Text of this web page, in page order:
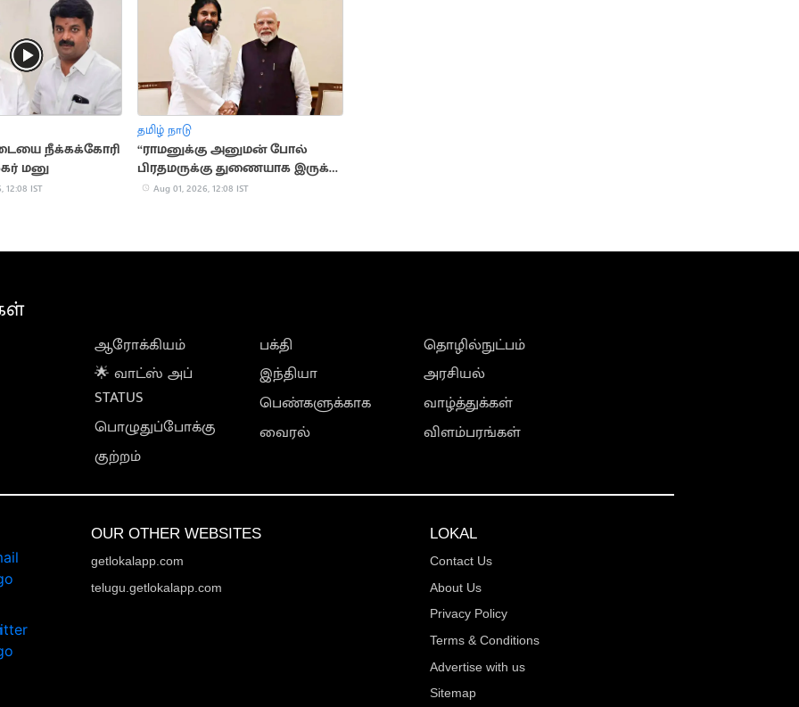
நீக்கக்கோரி
மனு
12:08 IST
தமிழ் நாடு
“ராமனுக்கு அனுமன் போல்
பிரதமருக்கு துணையாக இருக்க
வேண்டும்”.. பவன் கல்யாண்
Aug 01, 2026, 12:08 IST
ஆரோக்கியம்
🌟 வாட்ஸ் அப்
STATUS
பொழுதுப்போக்கு
குற்றம்
பக்தி
இந்தியா
பெண்களுக்காக
வைரல்
தொழில்நுட்பம்
அரசியல்
வாழ்த்துக்கள்
விளம்பரங்கள்
OUR OTHER WEBSITES
getlokalapp.com
telugu.getlokalapp.com
LOKAL
Contact Us
About Us
Privacy Policy
Terms & Conditions
Advertise with us
Sitemap